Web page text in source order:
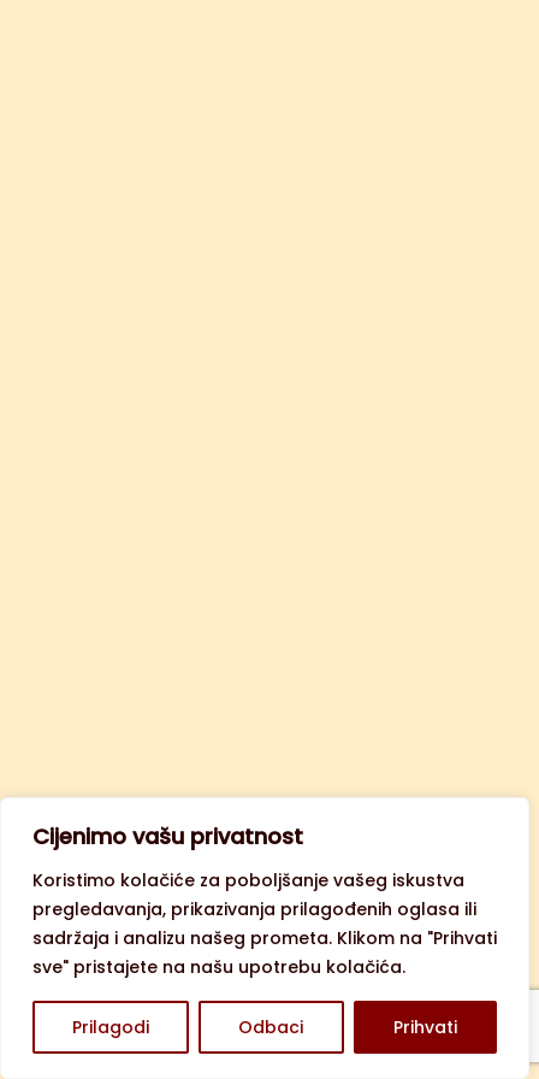
Cijenimo vašu privatnost
Koristimo kolačiće za poboljšanje vašeg iskustva
pregledavanja, prikazivanja prilagođenih oglasa ili
sadržaja i analizu našeg prometa. Klikom na "Prihvati
sve" pristajete na našu upotrebu kolačića.
Prilagodi Odbaci Prihvati